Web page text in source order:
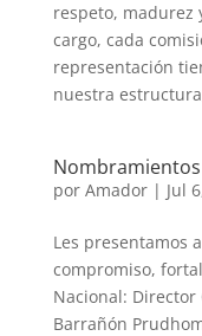
respeto, madurez
cargo, cada
representación
nuestra
Nombramientos
por Amador| Jul
Les presentamos
compromiso,
Nacional: Director
Barrañón